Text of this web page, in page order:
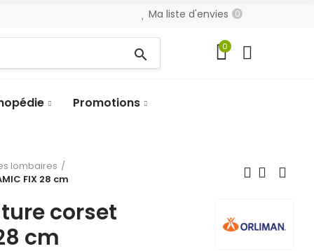
Ma liste d'envies 0
search 0
Promotions
lombaires
FIX 28 cm
corset
cm